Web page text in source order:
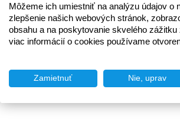
Môžeme ich umiestniť na analýzu údajov o
zlepšenie našich webových stránok,
obsahu a na poskytovanie skvelého
viac informácií o cookies používame
Zamietnuť Nie, uprav